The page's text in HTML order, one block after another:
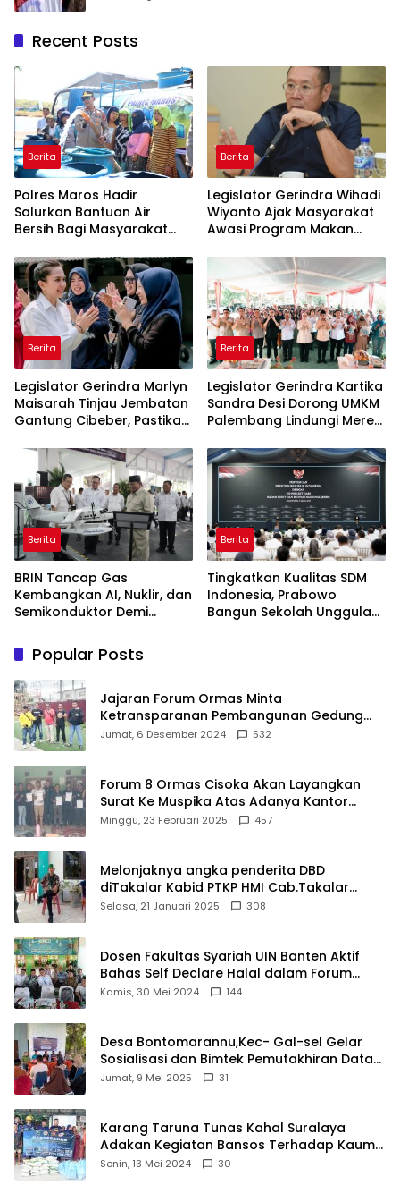
Recent Posts
Berita
Polres Maros Hadir
Salurkan Bantuan Air
Bersih Bagi Masyarakat
Di Maros
Berita
Legislator Gerindra Wihadi
Wiyanto Ajak Masyarakat
Awasi Program Makan
Sasaran
Berita
Legislator Gerindra Marlyn
Maisarah Tinjau Jembatan
Gantung Cibeber, Pastikan
Berita
Legislator Gerindra Kartika
Sandra Desi Dorong UMKM
Palembang Lindungi Merek
Berita
BRIN Tancap Gas
Kembangkan AI, Nuklir, dan
Semikonduktor Demi
Indonesia
Berita
Tingkatkan Kualitas SDM
Indonesia, Prabowo
Bangun Sekolah Unggulan
Popular Posts
Jajaran Forum Ormas Minta
Ketransparanan Pembangunan Gedung
Damkar Di Kecamatan Cisoka
Jumat, 6 Desember 2024 532
Forum 8 Ormas Cisoka Akan Layangkan
Surat Ke Muspika Atas Adanya Kantor
Matel di Cisoka
Minggu, 23 Februari 2025 457
Melonjaknya angka penderita DBD
diTakalar Kabid PTKP HMI Cab.Takalar
angkat bicara
Selasa, 21 Januari 2025 308
Dosen Fakultas Syariah UIN Banten Aktif
Bahas Self Declare Halal dalam Forum
Ijtima Ulama MUI
Kamis, 30 Mei 2024 144
Desa Bontomarannu,Kec- Gal-sel Gelar
Sosialisasi dan Bimtek Pemutakhiran Data
ID
Jumat, 9 Mei 2025 31
Karang Taruna Tunas Kahal Suralaya
Adakan Kegiatan Bansos Terhadap Kaum
Dhuafa dan Anak Yatim-Piatu
Senin, 13 Mei 2024 30